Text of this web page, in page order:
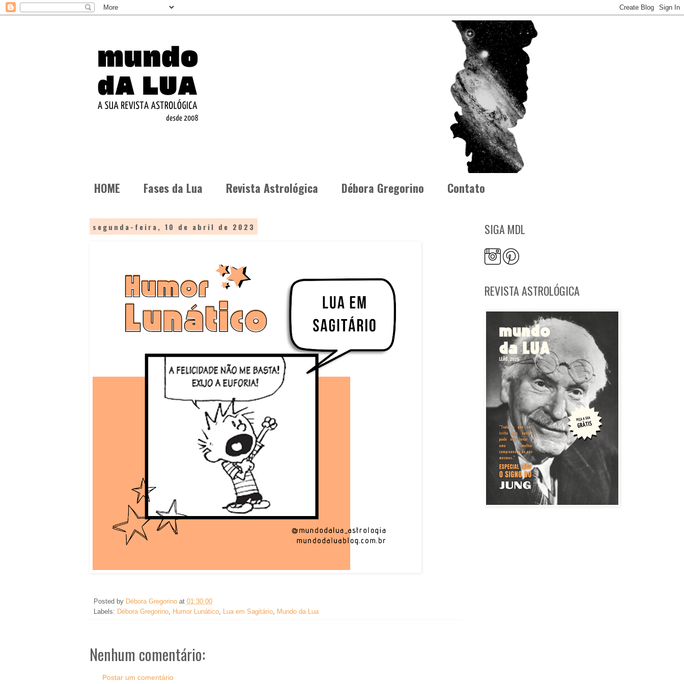
HOME Fases da Lua Revista Astrológica Débora Gregorino Contato
segunda-feira, 10 de abril de 2023
Posted by Débora Gregorino at 01:30:00
Labels: Débora Gregorino Humor Lunático Lua em Sagitário Mundo da Lua
Nenhum comentário:
Postar um comentário
SIGA MDL
REVISTA ASTROLÓGICA